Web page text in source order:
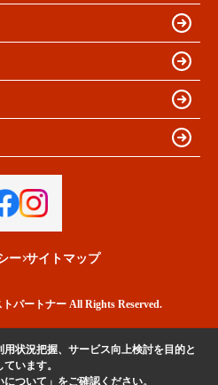
ー サイトマップ
パートナー All Rights Reserved.
状況把握、サービス向上検討を目的と
います。
について」 をご確認ください。